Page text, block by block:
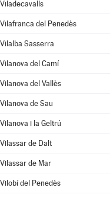
Viladecavalls
Vilafranca del Penedès
Vilalba Sasserra
Vilanova del Camí
Vilanova del Vallès
Vilanova de Sau
Vilanova i la Geltrú
Vilassar de Dalt
Vilassar de Mar
Vilobí del Penedès